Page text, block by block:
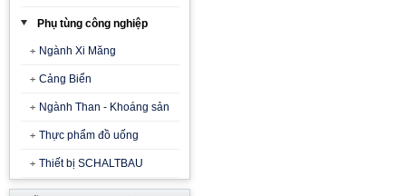
Phụ tùng công nghiệp
Ngành Xi Măng
Cảng Biển
Ngành Than - Khoáng sản
Thực phẩm đồ uống
Thiết bị SCHALTBAU